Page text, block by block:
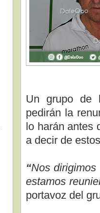
Un grupo de
pedirán la
lo harán antes
a decir de
“Nos
estamos
portavoz del